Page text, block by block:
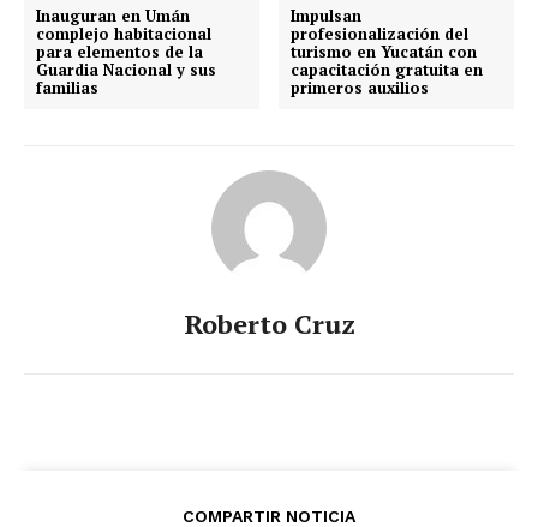
Inauguran en Umán
complejo habitacional
para elementos de la
Guardia Nacional y sus
familias
Impulsan
profesionalización del
turismo en Yucatán con
capacitación gratuita en
primeros auxilios
Roberto Cruz
COMPARTIR NOTICIA